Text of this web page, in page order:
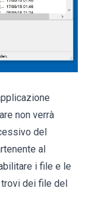
non verrà
del
al
i file e le
dei file del